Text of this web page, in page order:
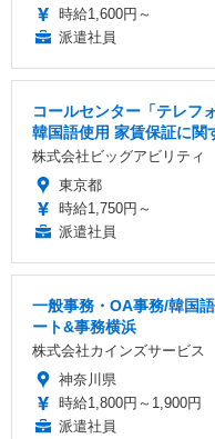
時給1,600円～
派遣社員
コールセンター「テレフ
韓国語使用 家賃保証に関
株式会社ビッグアビリティ
東京都
時給1,750円～
派遣社員
一般事務・OA事務/韓国
ート&事務横浜
株式会社カインズサービス
神奈川県
時給1,800円～1,900円
派遣社員